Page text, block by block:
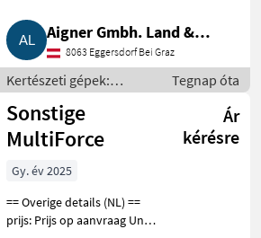
Aigner Gmbh. Land &
Gartentechnik, Agrar
8063 Eggersdorf Bei Graz
Kertészeti gépek:
zöldségtermesztés
gépei / Egyéb
zöldségtermesztési
gépek
Tegnap óta
Sonstige
MultiForce
Ár
kérésre
Gy. év 2025
== Overige details (NL) ==
prijs: Prijs op aanvraag Unit: